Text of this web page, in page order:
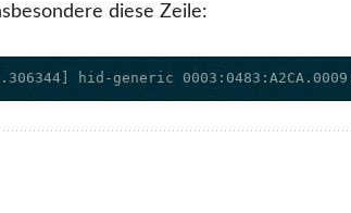
diese Zeile:
hid-generic